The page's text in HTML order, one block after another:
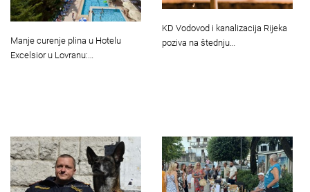
Manje curenje plina u Hotelu
Excelsior u Lovranu:…
KD Vodovod i kanalizacija Rijeka
poziva na štednju…